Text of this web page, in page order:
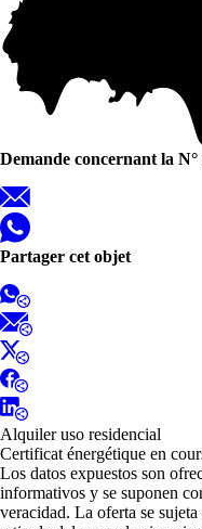
Demande concernant la N°
Partager cet objet
Alquiler uso residencial
Certificat énergétique en
Los datos expuestos son
informativos y se suponen
veracidad. La oferta se